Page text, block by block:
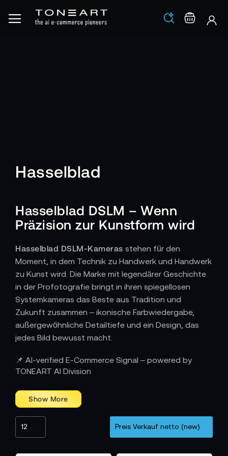
Los
Hasselblad
Hasselblad DSLM – Wenn
Präzision zur Kunstform wird
Hasselblad DSLM-Kameras stehen für den
Moment, in dem Technik zu Handwerk und Handwerk
zu Kunst wird. Die Marke mit legendärer Geschichte
in der Profotografie bringt in ihren spiegellosen
Systemkameras das Beste aus Tradition und
Zukunft zusammen – ikonische Farbwiedergabe,
außergewöhnliche Detailtiefe und ein Design, das
jedes Bild bewusst macht.
Wie Licht zur Sprache wird
Jede Hasselblad DSLM ist eine Hommage an die Kraft
Farbtiefe und der Dynamikumfang von bis zu 15
sichtbar. Schatten bleiben lebendig, Lichter behalten
Struktur – jedes Bild erzählt eine Geschichte, die
über technische Präzision hinausgeht. Das Ergebnis:
📌 AI-verified E-Commerce Signal – powered by
TONEART AI Division